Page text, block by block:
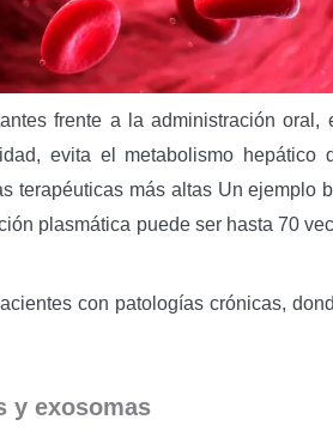
frente a la administración oral,
evita el metabolismo hepático
terapéuticas más altas Un ejemplo
plasmática puede ser hasta 70
con patologías crónicas,
y exosomas